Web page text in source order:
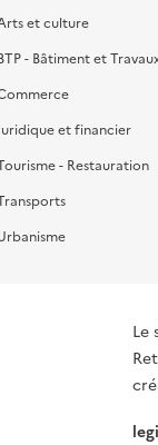
et culture
- Bâtiment et
et financier
- Restauration
Le